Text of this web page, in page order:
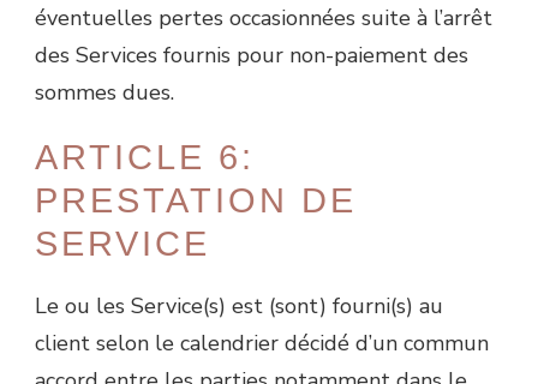
éventuelles pertes occasionnées suite à l’arrêt
des Services fournis pour non-paiement des
sommes dues.
ARTICLE 6:
PRESTATION DE
SERVICE
Le ou les Service(s) est (sont) fourni(s) au
client selon le calendrier décidé d’un commun